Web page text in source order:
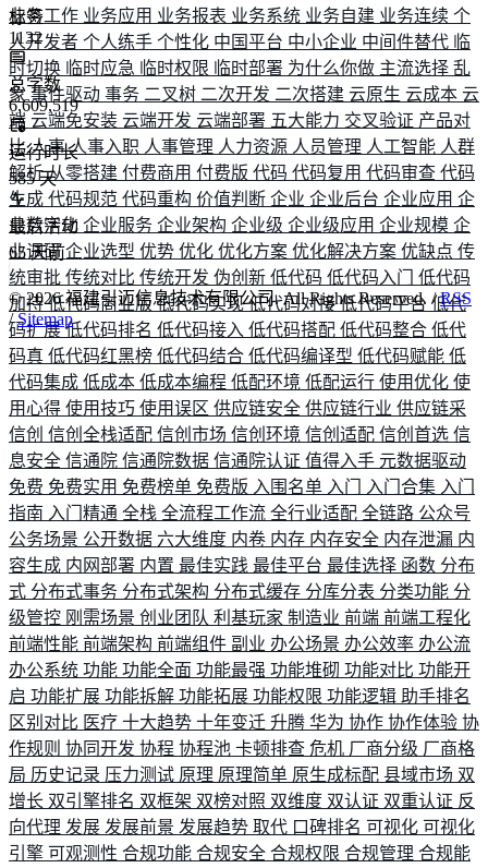
业务工作 业务应用 业务报表 业务系统 业务自建 业务连续 个
人开发者 个人练手 个性化 中国平台 中小企业 中间件替代 临
时切换 临时应急 临时权限 临时部署 为什么你做 主流选择 乱
象 事件驱动 事务 二叉树 二次开发 二次搭建 云原生 云成本 云
端 云端免安装 云端开发 云端部署 五大能力 交叉验证 产品对
比人事人事入职 人事管理 人力资源 人员管理 人工智能 人群
解析从零搭建 付费商用 付费版 代码 代码复用 代码审查 代码
生成 代码规范 代码重构 价值判断 企业 企业后台 企业应用 企
业数字化 企业服务 企业架构 企业级 企业级应用 企业规模 企
业调研企业选型 优势 优化 优化方案 优化解决方案 优缺点 传
统审批 传统对比 传统开发 伪创新 低代码 低代码入门 低代码
加持低代码商业版低代码实现低代码对接低代码平台 低代
码扩展低代码排名 低代码接入 低代码搭配 低代码整合 低代
码真 低代码红黑榜 低代码结合 低代码编译型 低代码赋能 低
代码集成 低成本 低成本编程 低配环境 低配运行 使用优化 使
用心得 使用技巧 使用误区 供应链安全 供应链行业 供应链采
信创 信创全栈适配 信创市场 信创环境 信创适配 信创首选 信
息安全 信通院 信通院数据 信通院认证 值得入手 元数据驱动
免费 免费实用 免费榜单 免费版 入围名单 入门 入门合集 入门
指南 入门精通 全栈 全流程工作流 全行业适配 全链路 公众号
公务场景 公开数据 六大维度 内卷 内存 内存安全 内存泄漏 内
容生成 内网部署 内置 最佳实践 最佳平台 最佳选择 函数 分布
式 分布式事务 分布式架构 分布式缓存 分库分表 分类功能 分
级管控 刚需场景 创业团队 利基玩家 制造业 前端 前端工程化
前端性能 前端架构 前端组件 副业 办公场景 办公效率 办公流
办公系统 功能 功能全面 功能最强 功能堆砌 功能对比 功能开
启 功能扩展 功能拆解 功能拓展 功能权限 功能逻辑 助手排名
区别对比 医疗 十大趋势 十年变迁 升腾 华为 协作 协作体验 协
作规则 协同开发 协程 协程池 卡顿排查 危机 厂商分级 厂商格
局 历史记录 压力测试 原理 原理简单 原生成标配 县域市场 双
增长 双引擎排名 双框架 双榜对照 双维度 双认证 双重认证 反
向代理 发展 发展前景 发展趋势 取代 口碑排名 可视化 可视化
引擎 可观测性 合规功能 合规安全 合规权限 合规管理 合规能
标签
1132
总字数
6,609,519
运行时长
585 天
最后活动
65 天前
©2026福建引迈信息技术有限公司. All Rights Reserved. /RSS
/Sitemap